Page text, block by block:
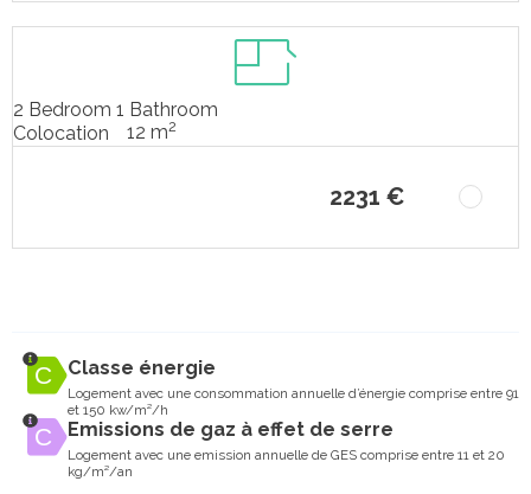
2 Bedroom 1 Bathroom
Colocation
12 m2
2231 €
Classe énergie
Logement avec une consommation annuelle d’énergie comprise entre 91
et 150 kw/m²/h
Emissions de gaz à effet de serre
Logement avec une emission annuelle de GES comprise entre 11 et 20
kg/m²/an